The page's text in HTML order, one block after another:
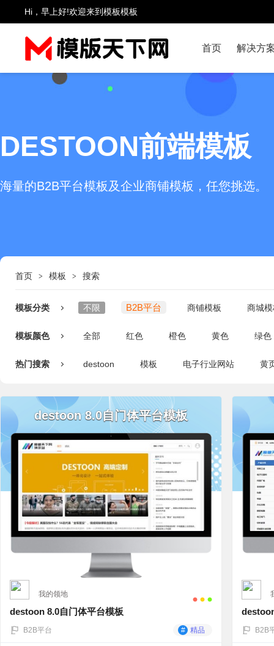
Hi，早上好!欢迎来到模板模板
首页 解决方
DESTOON前端模板
海量的B2B平台模板及企业商铺模板，任您挑选。
首页 > 模板 > 搜索
模板分类 不限 B2B平台 商铺模板 商城
模板颜色 全部 红色 橙色 黄色 绿色
热门搜索 destoon 模板 电子行业网站 黄
destoon 8.0自门体平台模板
我的领地
destoon 8.0自门体平台模板
B2B平台 # 精品 B2B